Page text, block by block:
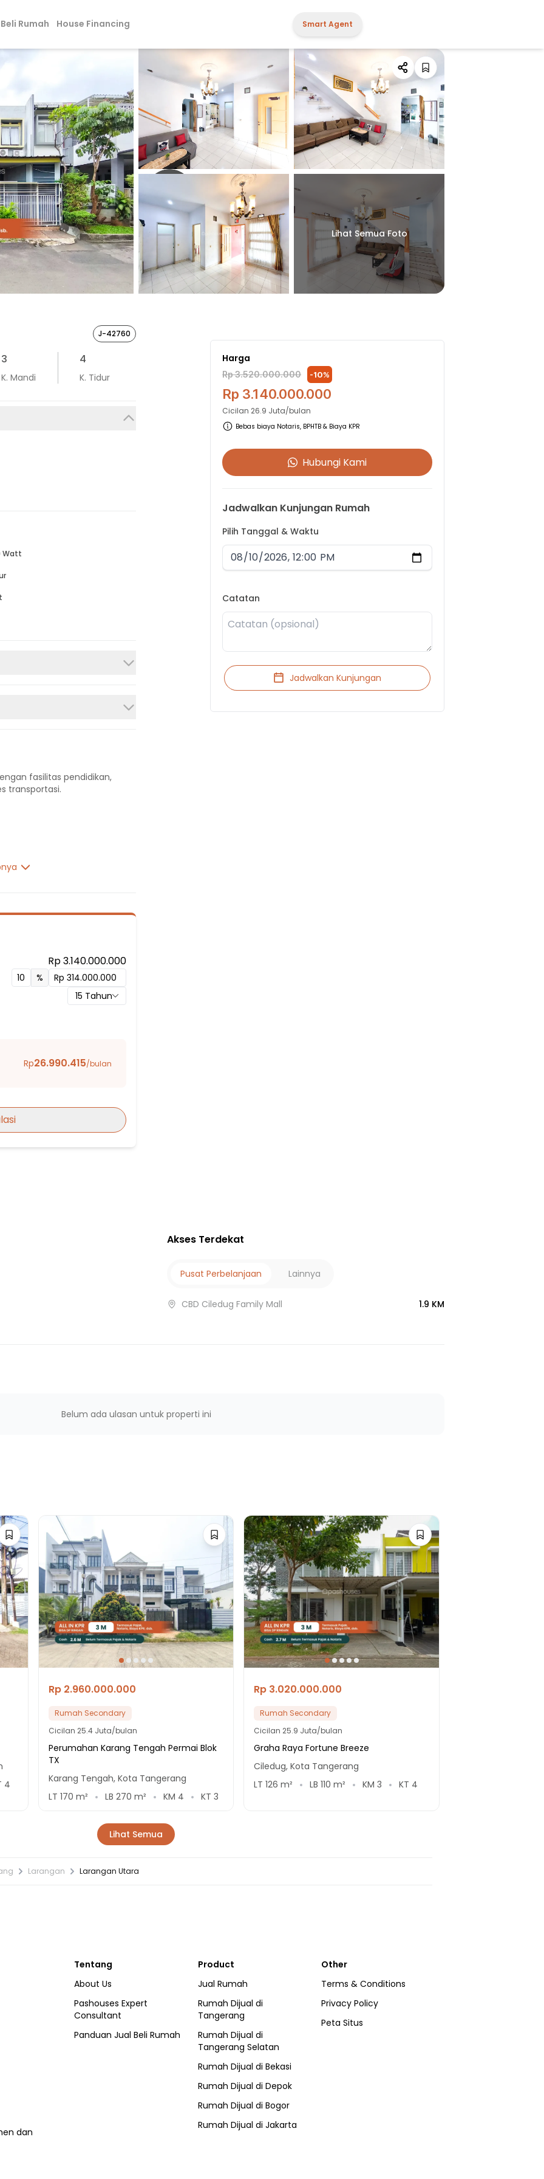
Beli Rumah House Financing Smart Agent
360 Tour Lihat Semua Foto
J-42760
3
K. Mandi
4
K. Tidur
Watt
fasilitas pendidikan,
transportasi.
Rp 3.140.000.000
%
15 Tahun
Rp26.990.415/bulan
Harga
Rp 3.520.000.000 -10%
Rp 3.140.000.000
Cicilan 26.9 Juta/bulan
Bebas biaya Notaris, BPHTB & Biaya KPR
Hubungi Kami
Jadwalkan Kunjungan Rumah
Pilih Tanggal & Waktu
Catatan
Jadwalkan Kunjungan
Akses Terdekat
Pusat Perbelanjaan Lainnya
CBD Ciledug Family Mall 1.9 KM
Belum ada ulasan untuk properti ini
4
Rp 2.960.000.000
Rumah Secondary
Cicilan 25.4 Juta/bulan
Perumahan Karang Tengah Permai Blok
TX
Karang Tengah, Kota Tangerang
LT 170 m² LB 270 m² KM 4 KT 3
Rp 3.020.000.000
Rumah Secondary
Cicilan 25.9 Juta/bulan
Graha Raya Fortune Breeze
Ciledug, Kota Tangerang
LT126 m² LB110 m² KM3 KT 4
Lihat Semua
Larangan Larangan Utara
dan
Tentang
About Us
Pashouses Expert
Consultant
Panduan Jual Beli Rumah
Product
Jual Rumah
Rumah Dijual di
Tangerang
Rumah Dijual di
Tangerang Selatan
Rumah Dijual di Bekasi
Rumah Dijual di Depok
Rumah Dijual di Bogor
Rumah Dijual di Jakarta
Other
Terms & Conditions
Privacy Policy
Peta Situs